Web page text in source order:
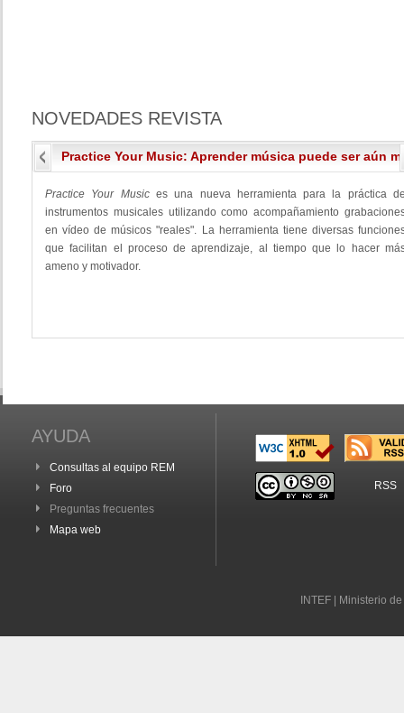
NOVEDADES REVISTA
Practice Your Music: Aprender música puede ser aún
Practice Your Music es una nueva herramienta para la práctica
instrumentos musicales utilizando como acompañamiento
en vídeo de músicos "reales". La herramienta tiene diversas
que facilitan el proceso de aprendizaje, al tiempo que lo hacer
ameno y motivador.
AYUDA
Consultas al equipo REM
Foro
Preguntas frecuentes
Mapa web
RSS
INTEF | Ministerio